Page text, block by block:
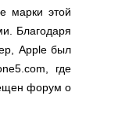
марки этой
Благодаря
Apple был
где
форум о